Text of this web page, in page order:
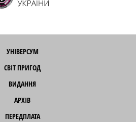
УНІВЕРСУМ
СВІТ ПРИГОД
ВИДАННЯ
АРХІВ
ПЕРЕДПЛАТА